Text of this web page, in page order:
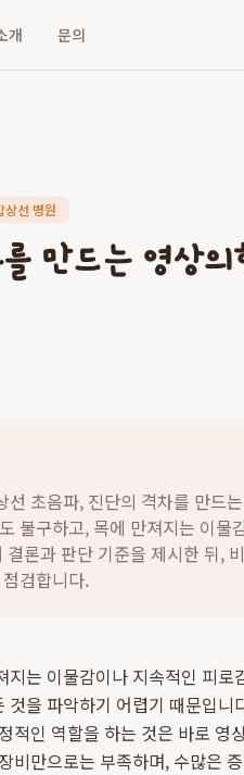
개 문의
상선 병원
만드는 영상의
선 초음파, 진단의 격차를 만드
불구하고, 목에 만져지는 이물
론과 판단 기준을 제시한 뒤,
검합니다.
는 이물감이나 지속적인 피로
을 파악하기 어렵기 때문입니
적인 역할을 하는 것은 바로 영
비만으로는 부족하며, 수많은